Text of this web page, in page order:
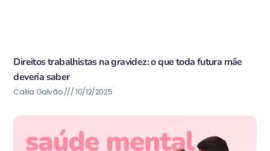
Direitos trabalhistas na gravidez: o que toda futura mãe
deveria saber
Calila Galvão 10/12/2025